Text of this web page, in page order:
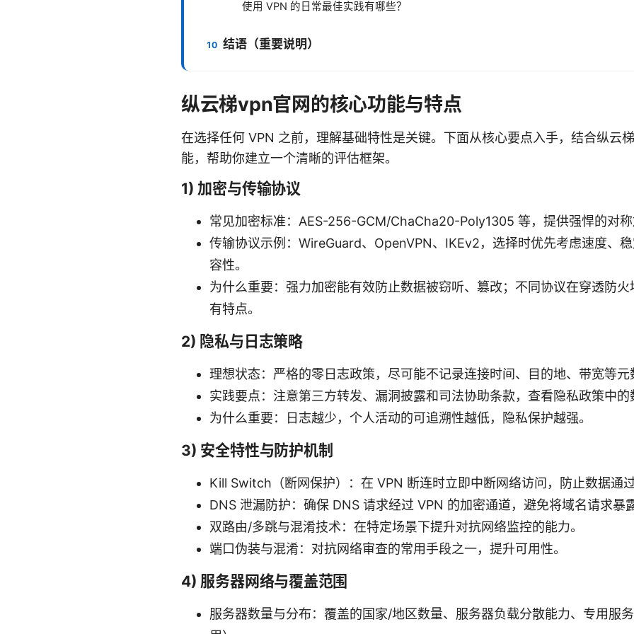
使用 VPN 的日常最佳实践有哪些？
结语（重要说明）
纵云梯vpn官网的核心功能与特点
在选择任何 VPN 之前，理解基础特性是关键。下面从核心要点入手，结合纵云
能，帮助你建立一个清晰的评估框架。
1) 加密与传输协议
常见加密标准：AES-256-GCM/ChaCha20-Poly1305 等，提供强悍的对
传输协议示例：WireGuard、OpenVPN、IKEv2，选择时优先考虑速度、
容性。
为什么重要：强力加密能有效防止数据被窃听、篡改；不同协议在穿透防
有特点。
2) 隐私与日志策略
理想状态：严格的零日志政策，尽可能不记录连接时间、目的地、带宽等元
实践要点：注意第三方转发、漏洞披露和司法协助条款，查看隐私政策中
为什么重要：日志越少，个人活动的可追溯性越低，隐私保护越强。
3) 安全特性与防护机制
Kill Switch（断网保护）：在 VPN 断连时立即中断网络访问，防止数据通
DNS 泄漏防护：确保 DNS 请求经过 VPN 的加密通道，避免将域名请求暴
双路由/多跳与混淆技术：在特定场景下提升对抗网络监控的能力。
端口伪装与混淆：对抗网络审查的常用手段之一，提升可用性。
4) 服务器网络与覆盖范围
服务器数量与分布：覆盖的国家/地区数量、服务器负载分散能力、专用服